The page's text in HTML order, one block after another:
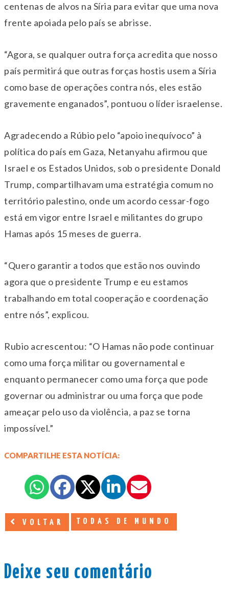
centenas de alvos na Síria para evitar que uma nova
frente apoiada pelo país se abrisse.
“Agora, se qualquer outra força acredita que nosso
país permitirá que outras forças hostis usem a Síria
como base de operações contra nós, eles estão
gravemente enganados”, pontuou o líder israelense.
Agradecendo a Rúbio pelo “apoio inequívoco” à
política do país em Gaza, Netanyahu afirmou que
Israel e os Estados Unidos, sob o presidente Donald
Trump, compartilhavam uma estratégia comum no
território palestino, onde um acordo cessar-fogo
está em vigor entre Israel e militantes do grupo
Hamas após 15 meses de guerra.
“Quero garantir a todos que estão nos ouvindo
agora que o presidente Trump e eu estamos
trabalhando em total cooperação e coordenação
entre nós”, explicou.
Rubio acrescentou: “O Hamas não pode continuar
como uma força militar ou governamental e
enquanto permanecer como uma força que pode
governar ou administrar ou uma força que pode
ameaçar pelo uso da violência, a paz se torna
impossível.”
COMPARTILHE ESTA NOTÍCIA:
VOLTAR TODAS DE MUNDO
Deixe seu comentário